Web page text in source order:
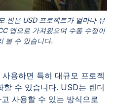
씬은 USD 프로젝트가 얼마나 유
앱으로 가져왔으며 수동 수정이
볼 수 있습니다.
용하면 특히 대규모 프로젝
할 수 있습니다. USD는 렌더
사용할 수 있는 방식으로